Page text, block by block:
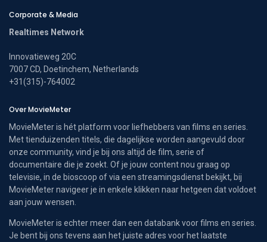
Corporate & Media
Realtimes Network
Innovatieweg 20C
7007 CD, Doetinchem, Netherlands
+31(315)-764002
Over MovieMeter
MovieMeter is hét platform voor liefhebbers van films en series.
Met tienduizenden titels, die dagelijkse worden aangevuld door
onze community, vind je bij ons altijd de film, serie of
documentaire die je zoekt. Of je jouw content nou graag op
televisie, in de bioscoop of via een streamingsdienst bekijkt, bij
MovieMeter navigeer je in enkele klikken naar hetgeen dat voldoet
aan jouw wensen.
MovieMeter is echter meer dan een databank voor films en series.
Je bent bij ons tevens aan het juiste adres voor het laatste